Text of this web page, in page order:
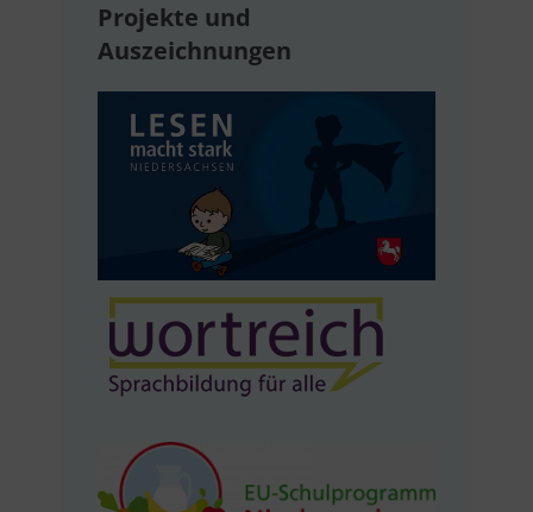
Projekte und
Auszeichnungen